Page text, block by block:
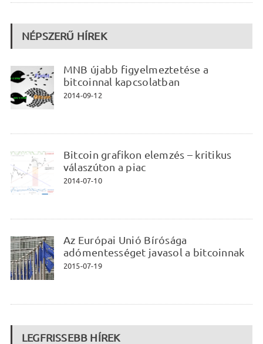
NÉPSZERŰ HÍREK
MNB újabb figyelmeztetése a
bitcoinnal kapcsolatban
2014-09-12
Bitcoin grafikon elemzés – kritikus
válaszúton a piac
2014-07-10
Az Európai Unió Bírósága
adómentességet javasol a bitcoinnak
2015-07-19
LEGFRISSEBB HÍREK